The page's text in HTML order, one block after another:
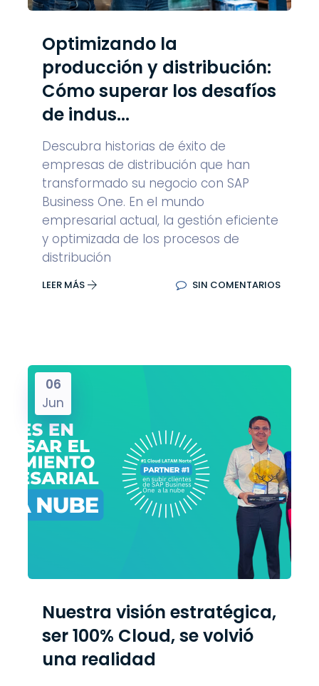
Optimizando la
producción y distribución:
Cómo superar los desafíos
de indus...
Descubra historias de éxito de
empresas de distribución que han
transformado su negocio con SAP
Business One. En el mundo
empresarial actual, la gestión eficiente
y optimizada de los procesos de
distribución
LEER MÁS SIN COMENTARIOS
06
Jun
Nuestra visión estratégica,
ser 100% Cloud, se volvió
una realidad